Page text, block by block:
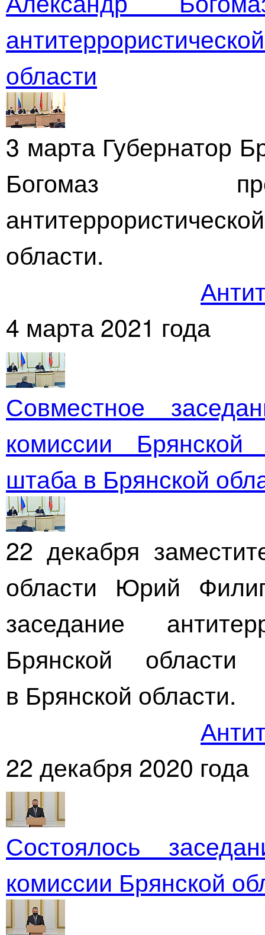
области
3 марта Губернатор
Богомаз
области.
4 марта 2021 года
Совместное
комиссии
штаба в Брянской
22 декабря
области Юрий
заседание
Брянской
в Брянской области.
22 декабря 2020 года
Состоялось
комиссии Брянской